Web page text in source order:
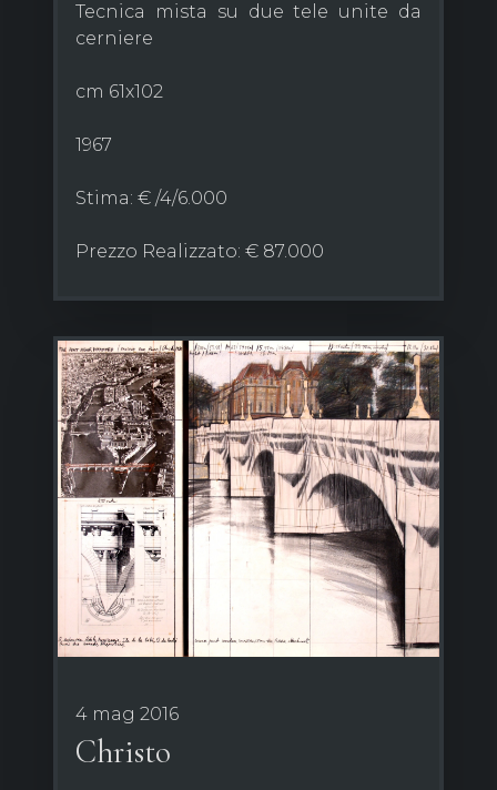
Tecnica mista su due tele unite da
cerniere
cm 61x102
1967
Stima: € /4/6.000
Prezzo Realizzato: € 87.000
4 mag 2016
Christo